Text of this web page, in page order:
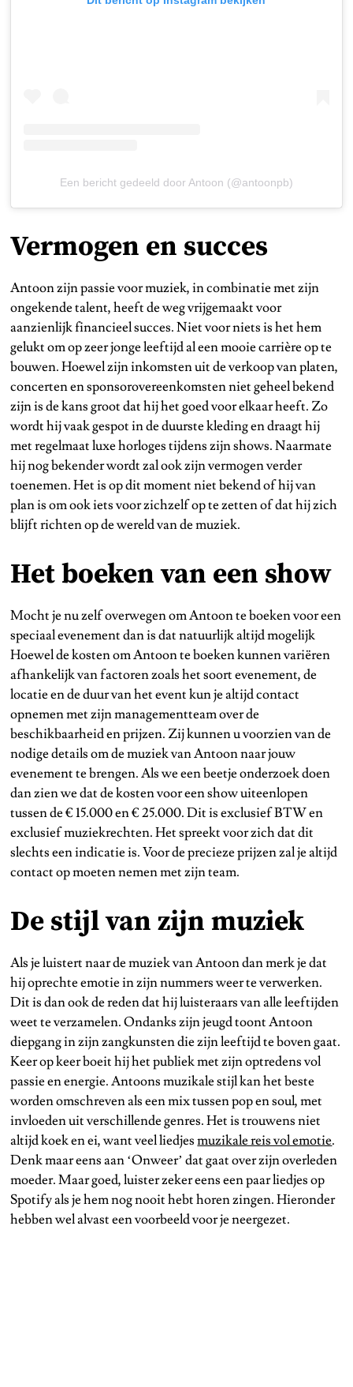
Een bericht gedeeld door Antoon (@antoonpb)
Vermogen en succes
Antoon zijn passie voor muziek, in combinatie met zijn
ongekende talent, heeft de weg vrijgemaakt voor
aanzienlijk financieel succes. Niet voor niets is het hem
gelukt om op zeer jonge leeftijd al een mooie carrière op te
bouwen. Hoewel zijn inkomsten uit de verkoop van platen,
concerten en sponsorovereenkomsten niet geheel bekend
zijn is de kans groot dat hij het goed voor elkaar heeft. Zo
wordt hij vaak gespot in de duurste kleding en draagt hij
met regelmaat luxe horloges tijdens zijn shows. Naarmate
hij nog bekender wordt zal ook zijn vermogen verder
toenemen. Het is op dit moment niet bekend of hij van
plan is om ook iets voor zichzelf op te zetten of dat hij zich
blijft richten op de wereld van de muziek.
Het boeken van een show
Mocht je nu zelf overwegen om Antoon te boeken voor een
speciaal evenement dan is dat natuurlijk altijd mogelijk
Hoewel de kosten om Antoon te boeken kunnen variëren
afhankelijk van factoren zoals het soort evenement, de
locatie en de duur van het event kun je altijd contact
opnemen met zijn managementteam over de
beschikbaarheid en prijzen. Zij kunnen u voorzien van de
nodige details om de muziek van Antoon naar jouw
evenement te brengen. Als we een beetje onderzoek doen
dan zien we dat de kosten voor een show uiteenlopen
tussen de € 15.000 en € 25.000. Dit is exclusief BTW en
exclusief muziekrechten. Het spreekt voor zich dat dit
slechts een indicatie is. Voor de precieze prijzen zal je altijd
contact op moeten nemen met zijn team.
De stijl van zijn muziek
Als je luistert naar de muziek van Antoon dan merk je dat
hij oprechte emotie in zijn nummers weer te verwerken.
Dit is dan ook de reden dat hij luisteraars van alle leeftijden
weet te verzamelen. Ondanks zijn jeugd toont Antoon
diepgang in zijn zangkunsten die zijn leeftijd te boven gaat.
Keer op keer boeit hij het publiek met zijn optredens vol
passie en energie. Antoons muzikale stijl kan het beste
worden omschreven als een mix tussen pop en soul, met
invloeden uit verschillende genres. Het is trouwens niet
altijd koek en ei, want veel liedjesmuzikale reis vol emotie.
Denk maar eens aan ‘Onweer’ dat gaat over zijn overleden
moeder. Maar goed, luister zeker eens een paar liedjes op
Spotify als je hem nog nooit hebt horen zingen. Hieronder
hebben wel alvast een voorbeeld voor je neergezet.